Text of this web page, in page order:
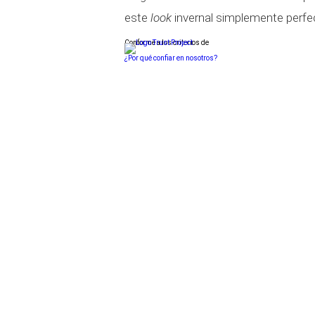
este look invernal simplemente
Conforme a los criterios de
¿Por qué confiar en nosotros?